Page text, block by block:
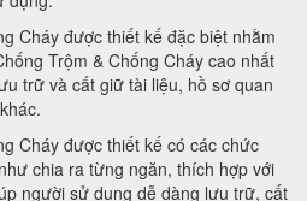
Cháy được thiết kế đặc biệt nhằm
Trộm & Chống Cháy cao nhất
trữ và cất giữ tài liệu, hồ sơ quan
Cháy được thiết kế có các chức
chia ra từng ngăn, thích hợp với
người sử dụng dễ dàng lưu trữ, cất